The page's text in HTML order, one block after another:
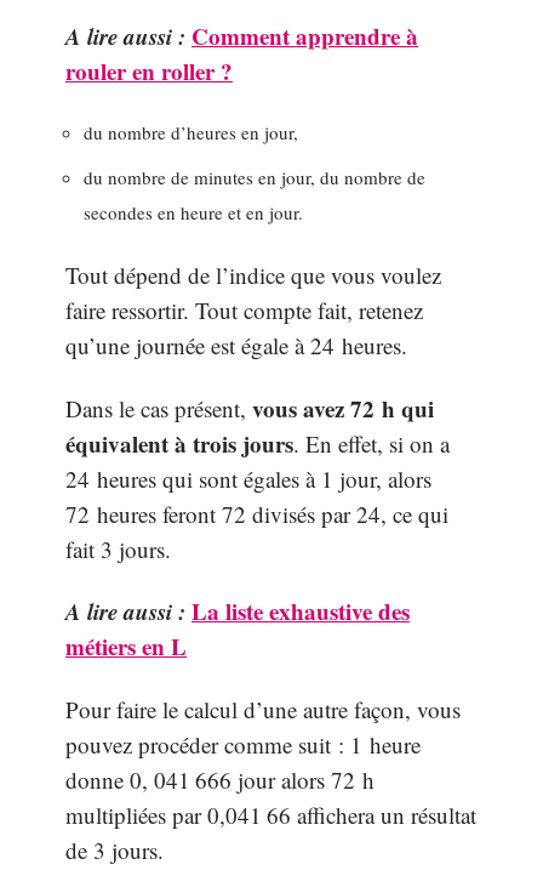
A lire aussi : Comment apprendre à
rouler en roller ?
du nombre d’heures en jour,
du nombre de minutes en jour, du nombre de
secondes en heure et en jour.
Tout dépend de l’indice que vous voulez
faire ressortir. Tout compte fait, retenez
qu’une journée est égale à 24 heures.
Dans le cas présent, vous avez 72 h qui
équivalent à trois jours. En effet, si on a
24 heures qui sont égales à 1 jour, alors
72 heures feront 72 divisés par 24, ce qui
fait 3 jours.
A lire aussi : La liste exhaustive des
métiers en L
Pour faire le calcul d’une autre façon, vous
pouvez procéder comme suit : 1 heure
donne 0, 041 666 jour alors 72 h
multipliées par 0,041 66 affichera un résultat
de 3 jours.